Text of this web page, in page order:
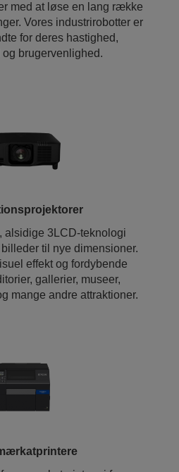
med at løse en lang række
Vores industrirobotter er
for deres hastighed,
brugervenlighed.
alsidige 3LCD-teknologi
til nye dimensioner.
effekt og fordybende
gallerier, museer,
mange andre attraktioner.